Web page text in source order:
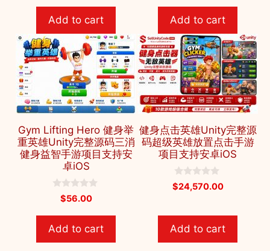
o
5
Add to cart
o
5
Add to cart
Gym Lifting Hero 健身举
重英雄Unity完整源码三消
健身益智手游项目支持安
卓iOS
o
5
$56.00
Add to cart
健身点击英雄Unity完整源
码超级英雄放置点击手游
项目支持安卓iOS
0
o
o
f
5
$24,570.00
Add to cart